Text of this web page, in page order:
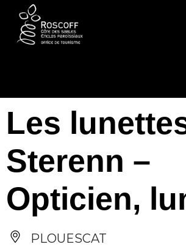
Les
Sterenn –
Opticien,
PLOUESCAT
Cookies management panel